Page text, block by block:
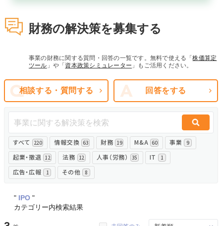
無料でアンケート
匿名360°評価
ちょこっと相談とは？
新規会員登録
ログイン
財務の解決策を募集する
事業の財務に関する質問・回答の一覧です。無料で使える「株価算定
ツール 」や「 資本政策シミュレーター 」もご活用ください。
相談する・質問する 回答をする
すべて 220 情報交換 63 財務 19 M&A 60 事業 9
起業・撤退 12 法務 12 人事（労務） 35 IT 1
広告・広報 1 その他 8
" IPO "
カテゴリー内検索結果